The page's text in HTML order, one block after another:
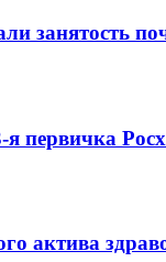
занятость
я первичка
актива